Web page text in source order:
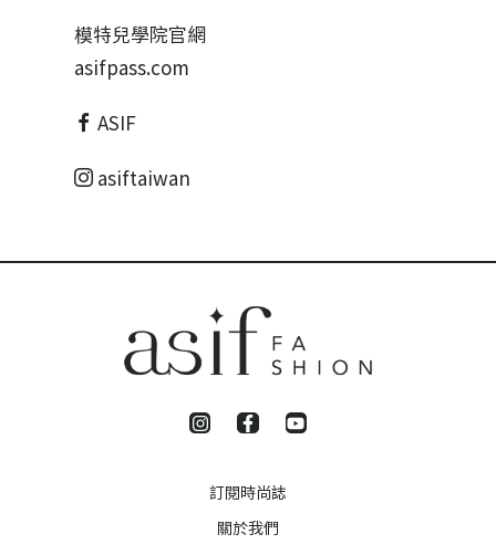
模特兒學院官網
asifpass.com
ASIF
asiftaiwan
訂閱時尚誌
關於我們